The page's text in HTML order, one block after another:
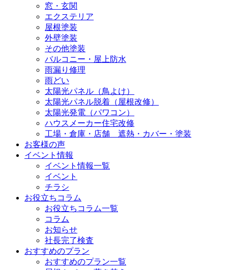
窓・玄関
エクステリア
屋根塗装
外壁塗装
その他塗装
バルコニー・屋上防水
雨漏り修理
雨どい
太陽光パネル（鳥よけ）
太陽光パネル脱着（屋根改修）
太陽光発電（パワコン）
ハウスメーカー住宅改修
工場・倉庫・店舗 遮熱・カバー・塗装
お客様の声
イベント情報
イベント情報一覧
イベント
チラシ
お役立ちコラム
お役立ちコラム一覧
コラム
お知らせ
社長完了検査
おすすめのプラン
おすすめのプラン一覧